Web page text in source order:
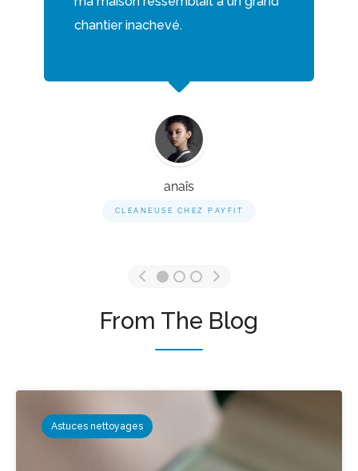
chantier inachevé.
anaîs
CLEANEUSE CHEZ PAYFIT
From The Blog
Astuces nettoyages